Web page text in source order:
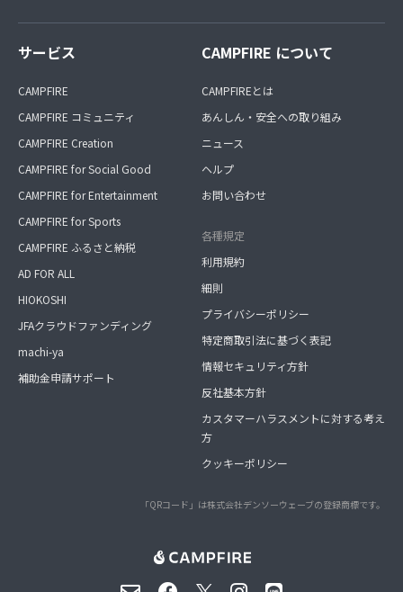
サービス
CAMPFIRE
CAMPFIRE コミュニティ
CAMPFIRE Creation
CAMPFIRE for Social Good
CAMPFIRE for Entertainment
CAMPFIRE for Sports
CAMPFIRE ふるさと納税
AD FOR ALL
HIOKOSHI
JFAクラウドファンディング
machi-ya
補助金申請サポート
CAMPFIRE について
CAMPFIREとは
あんしん・安全への取り組み
ニュース
ヘルプ
お問い合わせ
各種規定
利用規約
細則
プライバシーポリシー
特定商取引法に基づく表記
情報セキュリティ方針
反社基本方針
カスタマーハラスメントに対する考え
方
クッキーポリシー
「QRコード」は株式会社デンソーウェーブの登録商標です。